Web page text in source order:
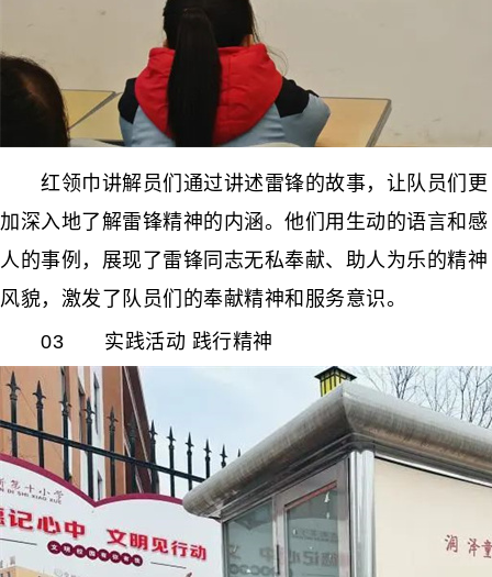
红领巾讲解员们通过讲述雷锋的故事，让队员们更
加深入地了解雷锋精神的内涵。他们用生动的语言和感
人的事例，展现了雷锋同志无私奉献、助人为乐的精神
风貌，激发了队员们的奉献精神和服务意识。
03 实践活动 践行精神